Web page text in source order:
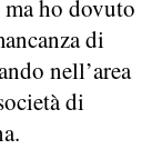
ho dovuto
di
nell’area
di